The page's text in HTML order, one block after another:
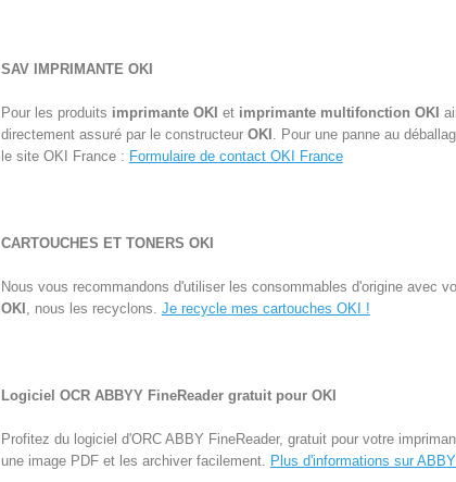
SAV IMPRIMANTE OKI
Pour les produits imprimante OKI et imprimante multifonction OKI
directement assuré par le constructeur OKI
. Pour une panne au
le site OKI France : Formulaire de contact OKI France
CARTOUCHES ET TONERS OKI
Nous vous recommandons d'utiliser les consommables d'origine avec
OKI
, nous les recyclons. Je recycle mes cartouches OKI !
Logiciel OCR ABBYY FineReader gratuit pour OKI
Profitez du logiciel d'ORC ABBY FineReader, gratuit pour votre
une image PDF et les archiver facilement.
Plus d'informations sur